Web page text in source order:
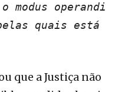
modus operandi
quais está
que a Justiça não